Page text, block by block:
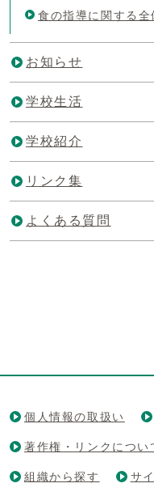
食の指導に関する全
お知らせ
学校生活
学校紹介
リンク集
よくある質問
個人情報の取扱い
著作権・リンクについ
組織から探す サ